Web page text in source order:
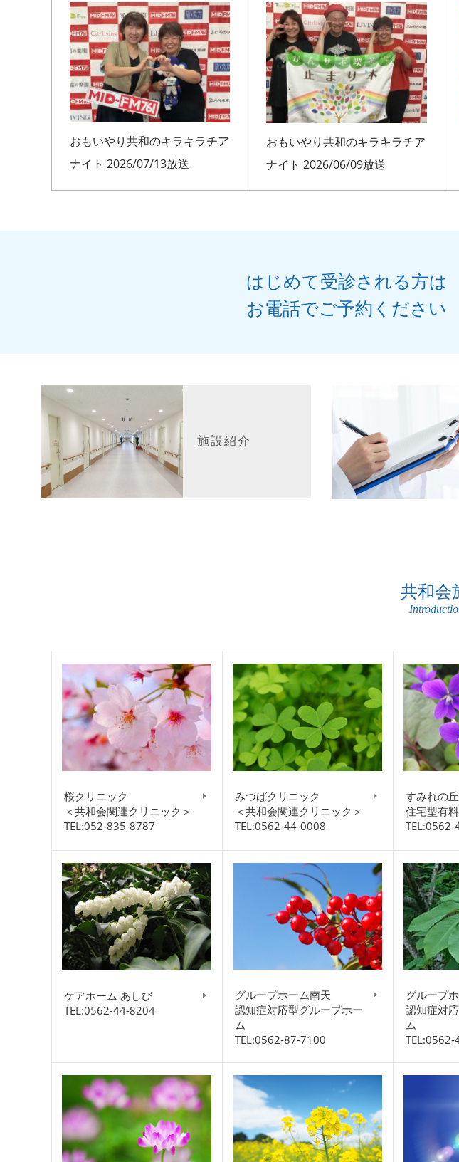
おもいやり共和のキラキラチア
ナイト 2026/07/13放送
おもいやり共和のキラキラチア
ナイト 2026/06/09放送
はじめて受診される方は
お電話でご予約ください
施設紹介
共和会
桜クリニック
＜共和会関連クリニック＞
TEL:052-835-8787
みつばクリニック
＜共和会関連クリニック＞
TEL:0562-44-0008
すみれの丘
住宅型有
TEL:0562-
ケアホーム あしび
TEL:0562-44-8204
グループホーム南天
認知症対応型グループホー
ム
TEL:0562-87-7100
グループ
認知症対
ム